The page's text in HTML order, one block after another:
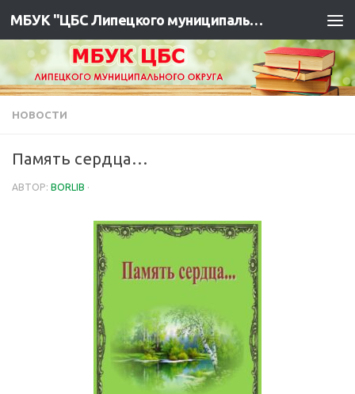
МБУК "ЦБС Липецкого муниципального района"
НОВОСТИ
Память сердца…
АВТОР: BORLIB ·